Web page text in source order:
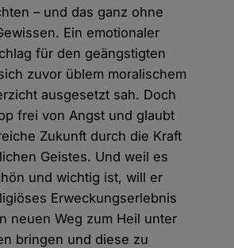
– und das ganz ohne
Ein emotionaler
für den geängstigten
zuvor üblem moralischem
ausgesetzt sah. Doch
frei von Angst und glaubt
Zukunft durch die Kraft
Geistes. Und weil es
und wichtig ist, will er
Erweckungserlebnis
neuen Weg zum Heil unter
bringen und diese zu